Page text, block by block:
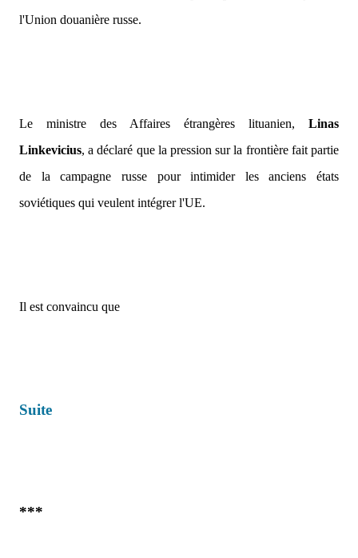
l'Union douanière russe.
Le ministre des Affaires étrangères lituanien, Linas
Linkevicius, a déclaré que la pression sur la frontière fait partie
de la campagne russe pour intimider les anciens états
soviétiques qui veulent intégrer l'UE.
Il est convaincu que
Suite
***